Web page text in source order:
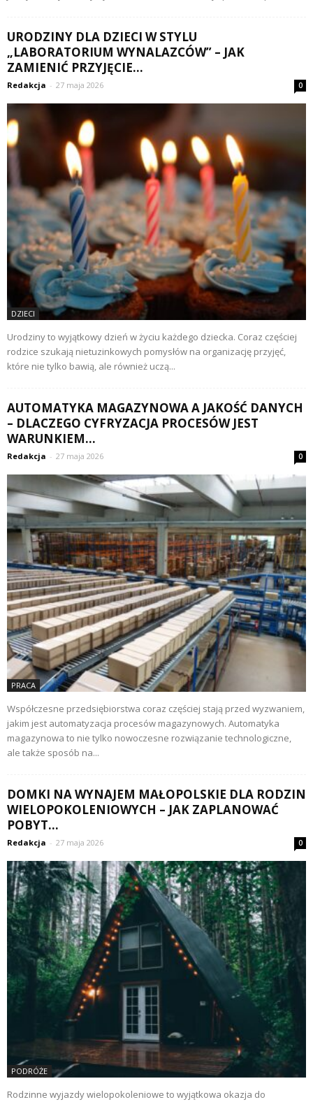
URODZINY DLA DZIECI W STYLU
„LABORATORIUM WYNALAZCÓW” – JAK
ZAMIENIĆ PRZYJĘCIE...
Redakcja - 27 maja 2026 0
DZIECI
Urodziny to wyjątkowy dzień w życiu każdego dziecka. Coraz częściej
rodzice szukają nietuzinkowych pomysłów na organizację przyjęć,
które nie tylko bawią, ale również uczą...
AUTOMATYKA MAGAZYNOWA A JAKOŚĆ DANYCH
– DLACZEGO CYFRYZACJA PROCESÓW JEST
WARUNKIEM...
Redakcja - 27 maja 2026 0
PRACA
Współczesne przedsiębiorstwa coraz częściej stają przed wyzwaniem,
jakim jest automatyzacja procesów magazynowych. Automatyka
magazynowa to nie tylko nowoczesne rozwiązanie technologiczne,
ale także sposób na...
DOMKI NA WYNAJEM MAŁOPOLSKIE DLA RODZIN
WIELOPOKOLENIOWYCH – JAK ZAPLANOWAĆ
POBYT...
Redakcja - 27 maja 2026 0
PODRÓŻE
Rodzinne wyjazdy wielopokoleniowe to wyjątkowa okazja do